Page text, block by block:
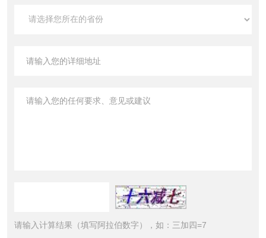
请输入计算结果（填写阿拉伯数字），如：三加四=7